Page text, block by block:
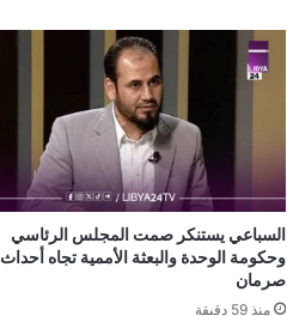
السباعي يستنكر صمت المجلس الرئاسي
وحكومة الوحدة والبعثة الأممية تجاه أحداث
صرمان
منذ 59 دقيقة